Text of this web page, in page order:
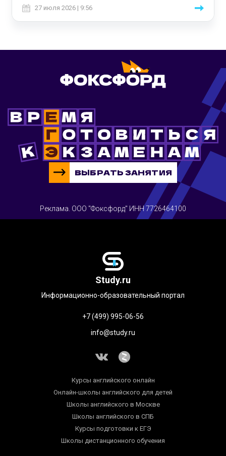
27 июля 2026 | 9:56
ВЫБРАТЬ ЗАНЯТИЯ
Реклама. ООО "Фоксфорд" ИНН 7726464100
Study.ru
Информационно-образовательный портал
+7 (499) 995-06-56
info@study.ru
Курсы английского онлайн
Онлайн-школы английского для детей
Школы английского в Москве
Школы английского в СПБ
Курсы подготовки к ЕГЭ
Школы дистанционного обучения